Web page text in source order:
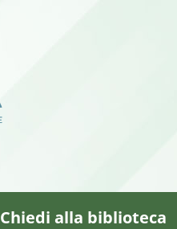
Chiedi alla biblioteca